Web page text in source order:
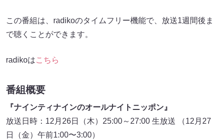
この番組は、radikoのタイムフリー機能で、放送1週間後ま
で聴くことができます。
radikoはこちら
番組概要
『ナインティナインのオールナイトニッポン』
放送日時：12月26日（木）25:00～27:00 生放送 （12月27
日（金）午前1:00〜3:00）